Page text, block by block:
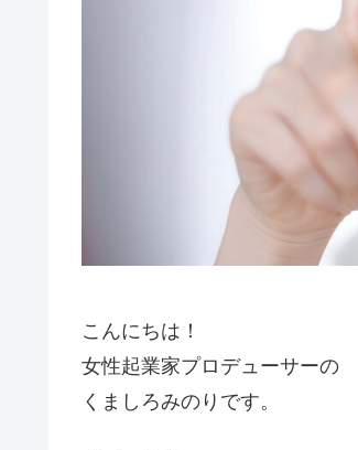
こんにちは！
女性起業家プロデューサーの
くましろみのりです。